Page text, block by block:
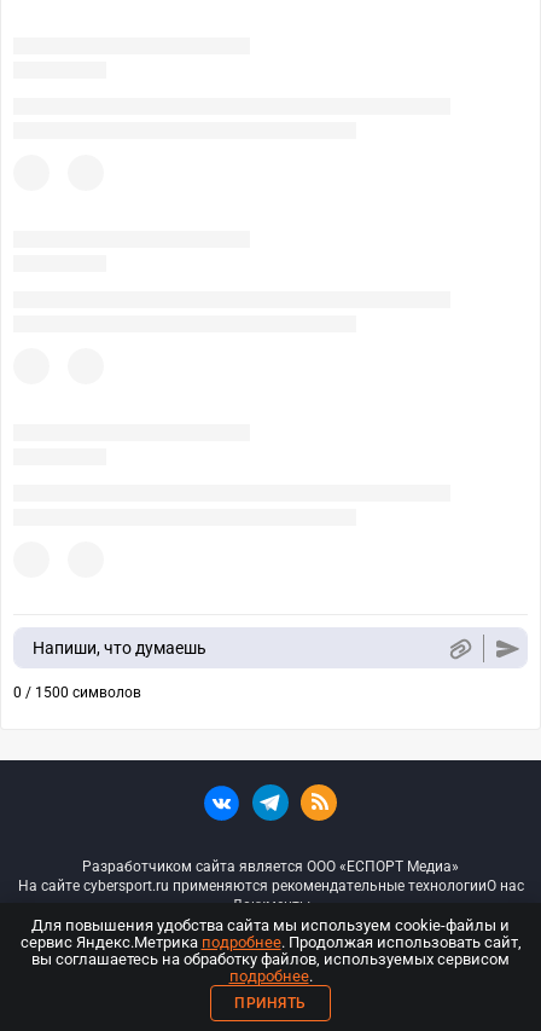
Напиши, что думаешь
0 / 1500 символов
Разработчиком сайта является ООО «ЕСПОРТ Медиа»
На сайте cybersport.ru применяются рекомендательные технологииО нас
Документы
© ООО «Киберспорт.ру» — Все права защищены
18+
ООО «Киберспорт.ру». Свидетельство о регистрации средств массовой
Для повышения удобства сайта мы используем cookie-файлы и
сервис Яндекс.Метрика подробнее. Продолжая использовать сайт,
вы соглашаетесь на обработку файлов, используемых сервисом
подробнее.
ПРИНЯТЬ